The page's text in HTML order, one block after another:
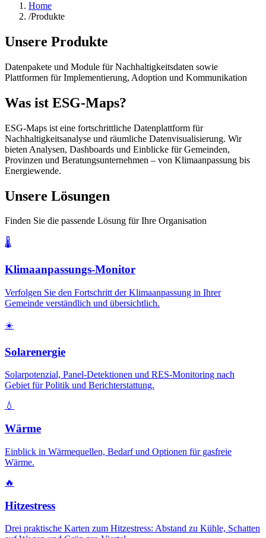
Home
/Produkte
Unsere Produkte
Datenpakete und Module für Nachhaltigkeitsdaten sowie
Plattformen für Implementierung, Adoption und Kommunikation
Was ist ESG-Maps?
ESG-Maps ist eine fortschrittliche Datenplattform für
Nachhaltigkeitsanalyse und räumliche Datenvisualisierung. Wir
bieten Analysen, Dashboards und Einblicke für Gemeinden,
Provinzen und Beratungsunternehmen – von Klimaanpassung bis
Energiewende.
Unsere Lösungen
Finden Sie die passende Lösung für Ihre Organisation
🌡️
Klimaanpassungs-Monitor
Verfolgen Sie den Fortschritt der Klimaanpassung in Ihrer
Gemeinde verständlich und übersichtlich.
☀️
Solarenergie
Solarpotenzial, Panel-Detektionen und RES-Monitoring nach
Gebiet für Politik und Berichterstattung.
💧
Wärme
Einblick in Wärmequellen, Bedarf und Optionen für gasfreie
Wärme.
🔥
Hitzestress
Drei praktische Karten zum Hitzestress: Abstand zu Kühle, Schatten